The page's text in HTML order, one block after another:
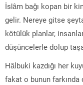
İslâm bağı kopan bir
gelir. Nereye gitse
kötülük planlar,
düşüncelerle dolup
Hâlbuki kazdığı her
fakat o bunun farkında